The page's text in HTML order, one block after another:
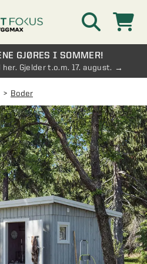
hagestue
GJØRES I SOMMER!
Gjelder t.o.m. 17. august.
Boder